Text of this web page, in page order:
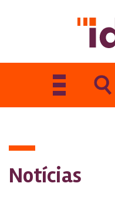
Toggle
navigation
Notícias